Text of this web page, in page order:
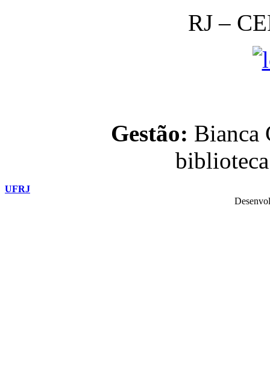
RJ –
Gestão: Bianca
UFRJ